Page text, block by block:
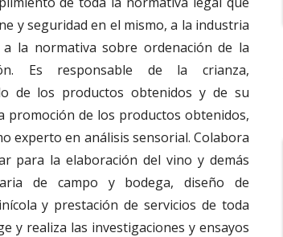
y seguridad en el mismo, a la industria
la normativa sobre ordenación de la
Es responsable de la crianza,
de los productos obtenidos y de su
promoción de los productos obtenidos,
experto en análisis sensorial. Colabora
para la elaboración del vino y demás
de campo y bodega, diseño de
y prestación de servicios de toda
y realiza las investigaciones y ensayos